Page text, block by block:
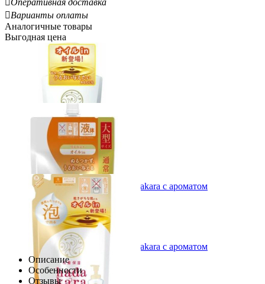
Оперативная доставка
Варианты оплаты
Аналогичные товары
Выгодная цена
LION Мыло для тела жидкое Hadakara с ароматом
безупречной розы 480мл
Р
за 1.00 мл
Вы экономите:746.00 Р (50
LION Мыло для тела жидкое Hadakara с ароматом
безупречной розы, 750мл
1 220.00 Р
1.63
Рза 1.00 мл
Описание
Особенности
Отзывы